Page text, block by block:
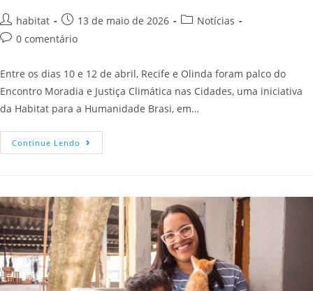
habitat 13 de maio de 2026
Notícias
0 comentário
Entre os dias 10 e 12 de abril, Recife e Olinda foram palco do
Encontro Moradia e Justiça Climática nas Cidades, uma iniciativa
da Habitat para a Humanidade Brasi, em…
Continue Lendo